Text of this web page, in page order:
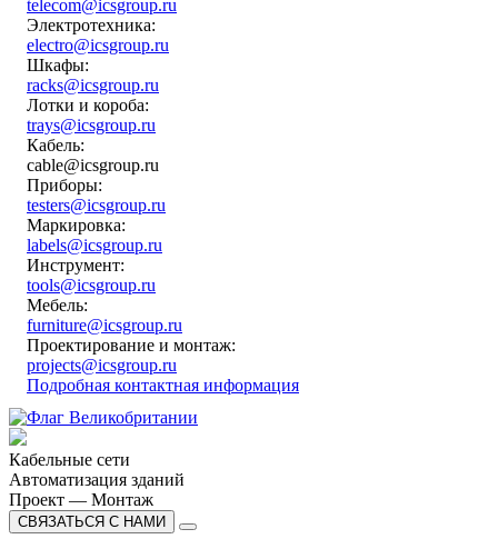
telecom@icsgroup.ru
Электротехника:
electro@icsgroup.ru
Шкафы:
racks@icsgroup.ru
Лотки и короба:
trays@icsgroup.ru
Кабель:
cable@icsgroup.ru
Приборы:
testers@icsgroup.ru
Маркировка:
labels@icsgroup.ru
Инструмент:
tools@icsgroup.ru
Мебель:
furniture@icsgroup.ru
Проектирование и монтаж:
projects@icsgroup.ru
Подробная контактная информация
Кабельные сети
Автоматизация зданий
Проект — Монтаж
СВЯЗАТЬСЯ С НАМИ